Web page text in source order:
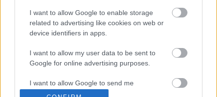
I want to allow Google to enable storage
related to advertising like cookies on web or
device identifiers in apps.
I want to allow my user data to be sent to
Google for online advertising purposes.
I want to allow Google to send me
personalized advertising.
Ez megy most az új Lángolón
Dave Grohl dalt írt egy tízéves dobos